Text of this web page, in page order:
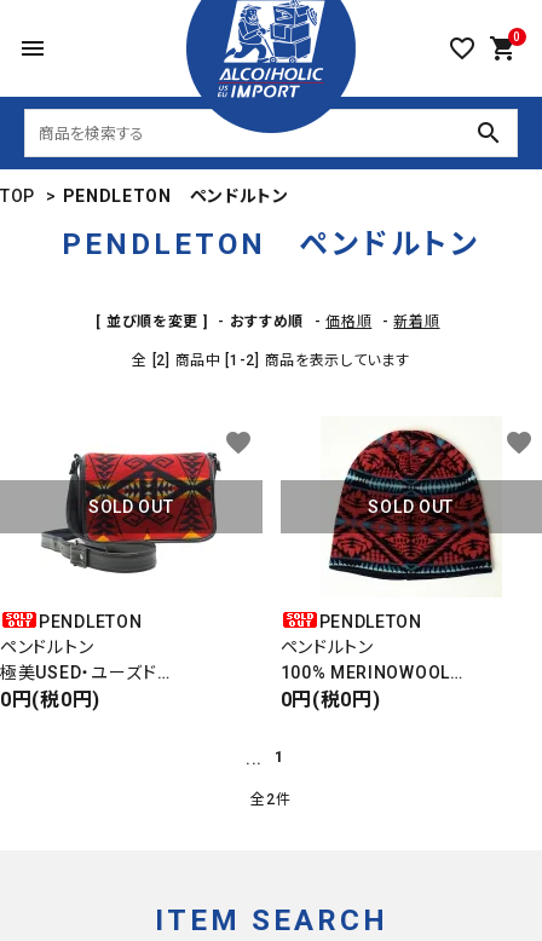
menu favorite_border 0
shopping_cart
search
TOP > PENDLETON ペンドルトン
PENDLETON ペンドルトン
[ 並び順を変更 ] - おすすめ順 -価格順 -新着順
全 [2] 商品中 [1-2] 商品を表示しています
SOLD OUT
PENDLETON
ペンドルトン
極美USED・ユーズド
NATIVE SHOULDER BAG
0円(税0円)
favorite
SOLD OUT
PENDLETON
ペンドルトン
100% MERINOWOOL
NATIVE KNITCAP
0円(税0円)
favorite
... 1
全2件
ITEM SEARCH